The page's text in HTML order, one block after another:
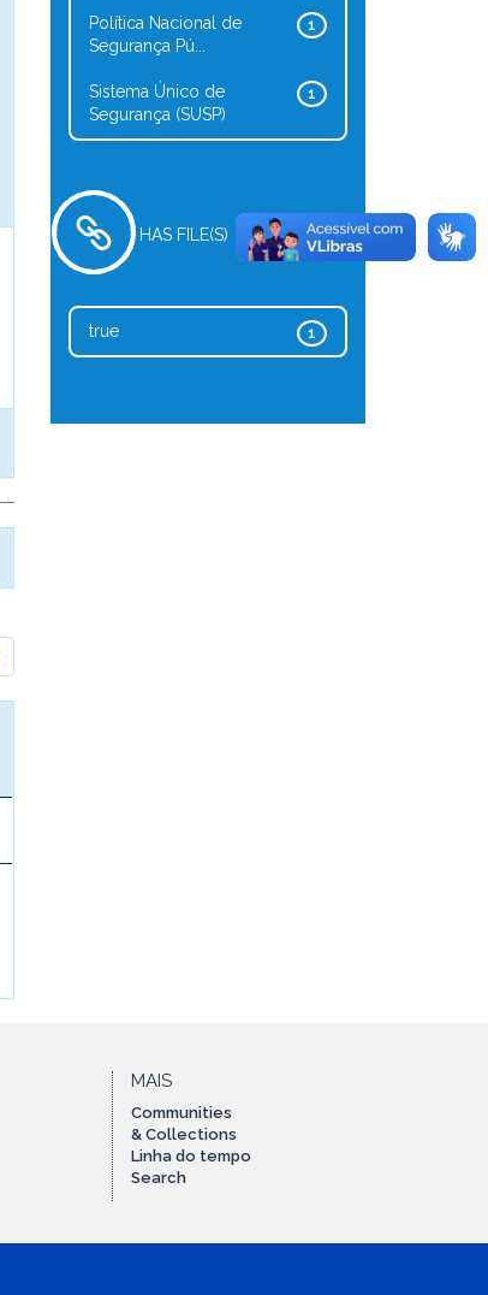
1
Política Nacional de
Segurança Pú...
1
Sistema Único de
Segurança (SUSP)
HAS FILE(S)
1
true
MAIS
Communities
& Collections
Linha do tempo
Search